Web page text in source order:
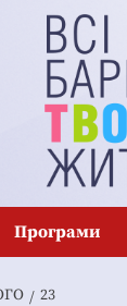
Програми
23